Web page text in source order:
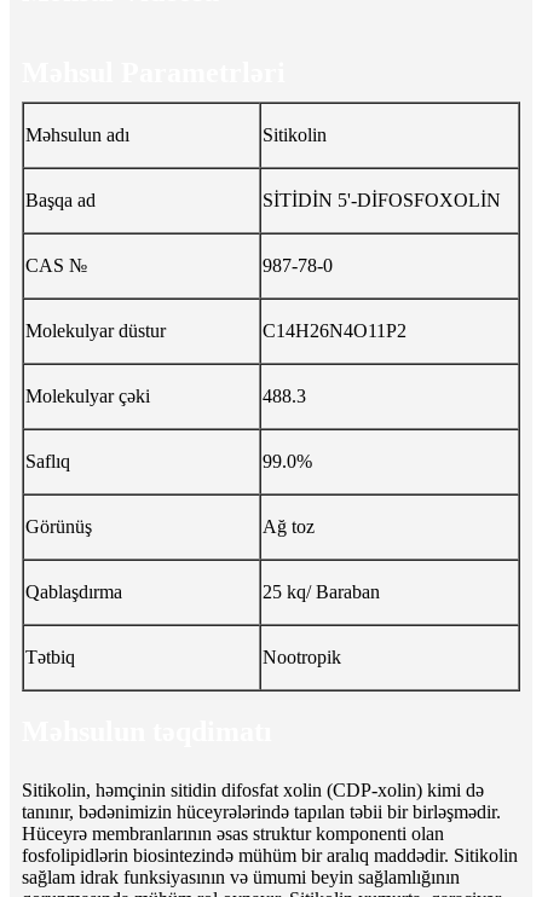
Məhsulun adı Sitikolin
Başqa ad SİTİDİN 5'-DİFOSFOXOLİN
CAS № 987-78-0
Molekulyar düstur C14H26N4O11P2
Molekulyar çəki 488.3
Saflıq 99.0%
Görünüş Ağ toz
Qablaşdırma 25 kq/ Baraban
Tətbiq Nootropik
Sitikolin, həmçinin sitidin difosfat xolin (CDP-xolin) kimi də
tanınır, bədənimizin hüceyrələrində tapılan təbii bir birləşmədir.
Hüceyrə membranlarının əsas struktur komponenti olan
fosfolipidlərin biosintezində mühüm bir aralıq maddədir. Sitikolin
sağlam idrak funksiyasının və ümumi beyin sağlamlığının